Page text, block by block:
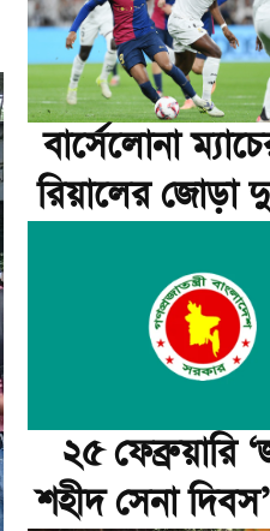
বার্সেলোনা
রিয়ালের জোড়া
২৫ ফেব্রুয়ারি
শহীদ সেনা